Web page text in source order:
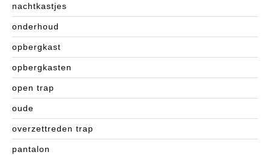
nachtkastjes
onderhoud
opbergkast
opbergkasten
open trap
oude
overzettreden trap
pantalon